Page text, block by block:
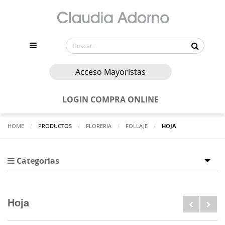
Acceso Mayoristas
LOGIN COMPRA ONLINE
HOME PRODUCTOS FLORERIA FOLLAJE ACTUALMENTE:
HOJA
Categorias
Hoja